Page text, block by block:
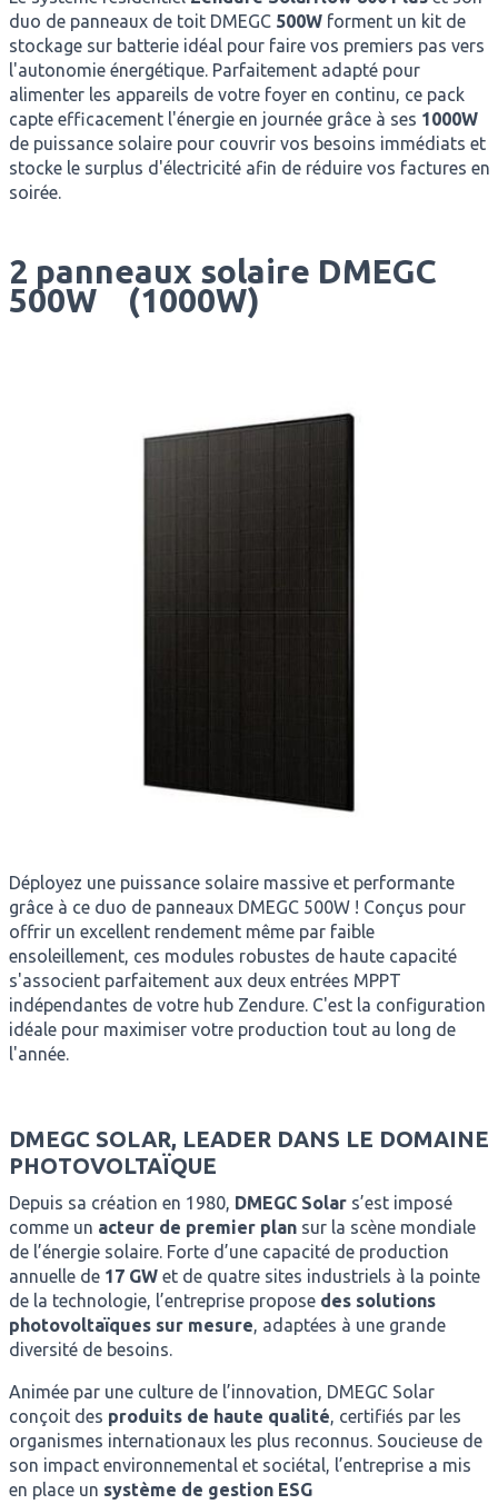
duo de panneaux de toit DMEGC 500Wforment un kit de
stockage sur batterie idéal pour faire vos premiers pas vers
l'autonomie énergétique. Parfaitement adapté pour
alimenter les appareils de votre foyer en continu, ce pack
capte efficacement l'énergie en journée grâce à ses 1000W
de puissance solaire pour couvrir vos besoins immédiats et
stocke le surplus d'électricité afin de réduire vos factures en
soirée.
2 panneaux solaire DMEGC
500W (1000W)
Déployez une puissance solaire massive et performante
grâce à ce duo de panneaux DMEGC 500W ! Conçus pour
offrir un excellent rendement même par faible
ensoleillement, ces modules robustes de haute capacité
s'associent parfaitement aux deux entrées MPPT
indépendantes de votre hub Zendure. C'est la configuration
idéale pour maximiser votre production tout au long de
l'année.
DMEGC SOLAR, LEADER DANS LE DOMAINE
PHOTOVOLTAÏQUE
Depuis sa création en 1980, DMEGC Solar s’est imposé
comme un acteur de premier plan sur la scène mondiale
de l’énergie solaire. Forte d’une capacité de production
annuelle de 17 GW et de quatre sites industriels à la pointe
de la technologie, l’entreprise propose des solutions
photovoltaïques sur mesure, adaptées à une grande
diversité de besoins.
Animée par une culture de l’innovation, DMEGC Solar
conçoit des produits de haute qualité, certifiés par les
organismes internationaux les plus reconnus. Soucieuse de
son impact environnemental et sociétal, l’entreprise a mis
en place un système de gestion ESG